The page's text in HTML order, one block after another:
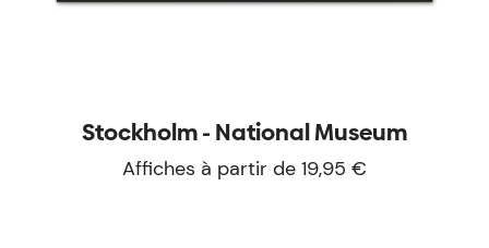
Stockholm - National Museum
Affiches à partir de 19,95 €